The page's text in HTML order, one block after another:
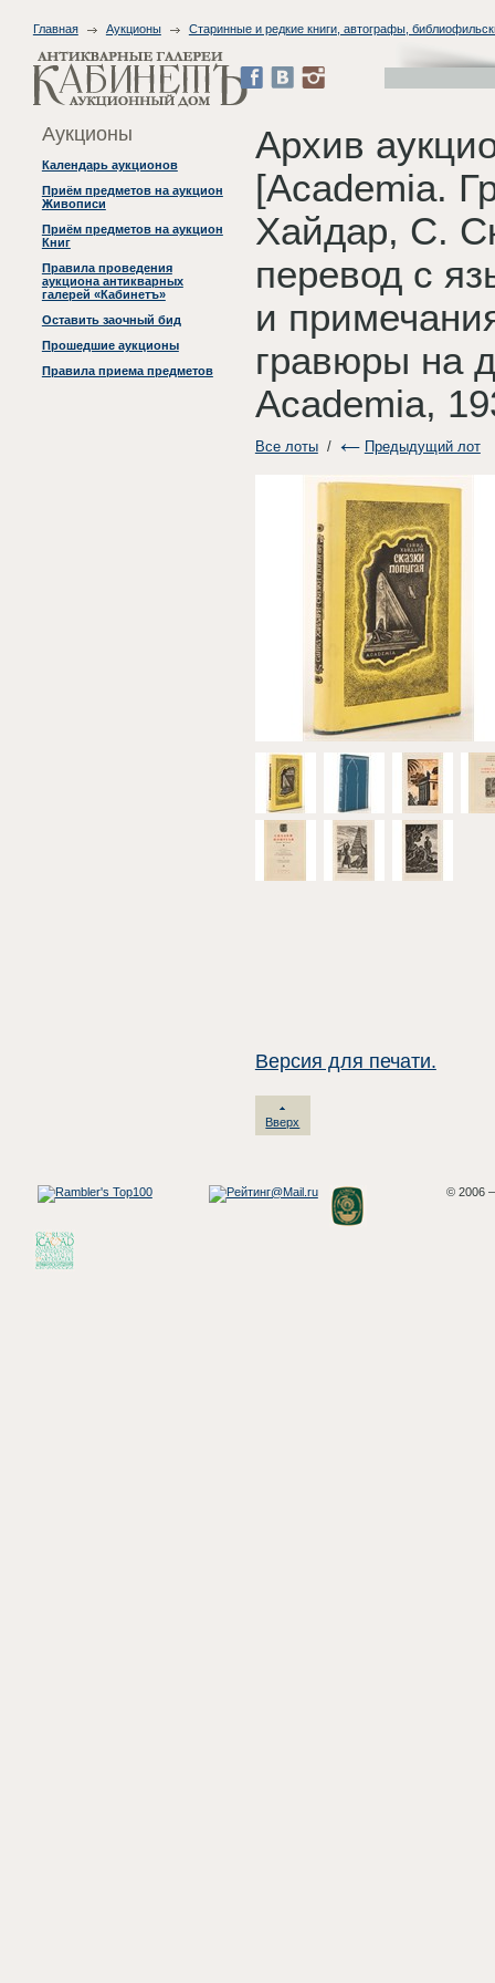
Главная Аукционы Старинные и редкие книги, автографы,
Аукционы
Календарь аукционов
Приём предметов на аукцион
Живописи
Приём предметов на аукцион
Книг
Правила проведения
аукциона антикварных
галерей «Кабинетъ»
Оставить заочный бид
Прошедшие аукционы
Правила приема предметов
Архив
[Academia.
Хайдар, С.
перевод с
и
гравюры на
Academia,
Все лоты/ Предыдущий лот
Версия для печати.
Вверх
© 2006